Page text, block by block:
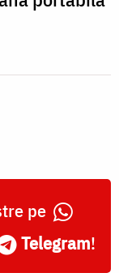
pe
Telegram!